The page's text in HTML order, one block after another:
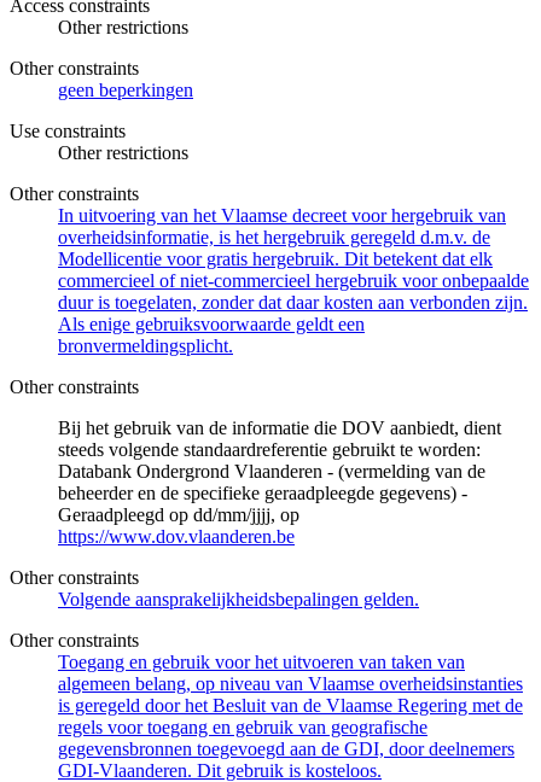
Access constraints
Other restrictions
Other constraints
geen beperkingen
Use constraints
Other restrictions
Other constraints
In uitvoering van het Vlaamse decreet voor hergebruik van
overheidsinformatie, is het hergebruik geregeld d.m.v. de
Modellicentie voor gratis hergebruik. Dit betekent dat elk
commercieel of niet-commercieel hergebruik voor onbepaalde
duur is toegelaten, zonder dat daar kosten aan verbonden zijn.
Als enige gebruiksvoorwaarde geldt een
bronvermeldingsplicht.
Other constraints
Bij het gebruik van de informatie die DOV aanbiedt, dient
steeds volgende standaardreferentie gebruikt te worden:
Databank Ondergrond Vlaanderen - (vermelding van de
beheerder en de specifieke geraadpleegde gegevens) -
Geraadpleegd op dd/mm/jjjj, op
https://www.dov.vlaanderen.be
Other constraints
Volgende aansprakelijkheidsbepalingen gelden.
Other constraints
Toegang en gebruik voor het uitvoeren van taken van
algemeen belang, op niveau van Vlaamse overheidsinstanties
is geregeld door het Besluit van de Vlaamse Regering met de
regels voor toegang en gebruik van geografische
gegevensbronnen toegevoegd aan de GDI, door deelnemers
GDI-Vlaanderen. Dit gebruik is kosteloos.